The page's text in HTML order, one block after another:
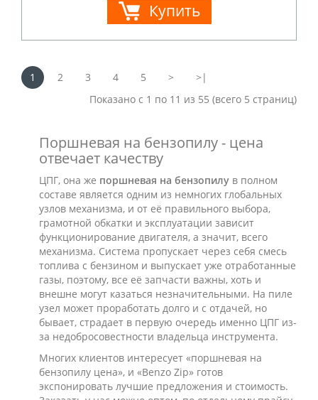
Купить
1 2 3 4 5 >
>|
Показано с 1 по 11 из 55 (всего 5 страниц)
Поршневая на бензопилу - цена
отвечает качеству
ЦПГ, она же поршневая на бензопилу в полном
составе является одним из немногих глобальных
узлов механизма, и от её правильного выбора,
грамотной обкатки и эксплуатации зависит
функционирование двигателя, а значит, всего
механизма. Система пропускает через себя смесь
топлива с бензином и выпускает уже отработанные
газы, поэтому, все её запчасти важны, хоть и
внешне могут казаться незначительными. На пиле
узел может проработать долго и с отдачей, но
бывает, страдает в первую очередь именно ЦПГ из-
за недобросовестности владельца инструмента.
Многих клиентов интересует «поршневая на
бензопилу цена», и «Benzo Zip» готов
экспонировать лучшие предложения и стоимость.